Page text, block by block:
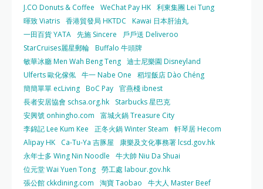
J.CO Donuts & Coffee
WeChat Pay HK 利東集團 Lei Tung
暉致 Viatris 香港貿發局 HKTDC
Kawai 日本肝油丸
一田百貨 YATA 先施 Sincere
戶戶送 Deliveroo
StarCruises麗星郵輪 Buffalo 牛頭牌
敏華冰廳 Men Wah Beng Teng 迪士尼樂園 Disneyland
Ulferts 歐化傢俬 牛一 Nabe One
稻埕飯店 Dào Chéng
簡簡單單 ecLiving BoC Pay 官燕棧 ibnest
長者安居協會 schsa.org.hk
Starbucks 星巴克
安興號 onhingho.com
富城火鍋 Treasure City
李錦記 Lee Kum Kee
正冬火鍋 Winter Steam
軒琴居 Hecom
Alipay HK
Ca-Tu-Ya 吉豚屋
康樂及文化事務署 lcsd.gov.hk
永年士多 Wing Nin Noodle
牛大帥 Niu Da Shuai
位元堂 Wai Yuen Tong 勞工處 labour.gov.hk
張公館 ckkdining.com
淘寶 Taobao
牛大人 Master Beef